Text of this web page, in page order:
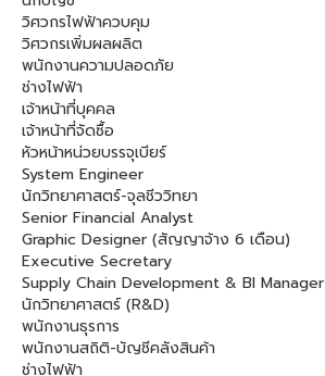
วิศวกรไฟฟ้าควบคุม
วิศวกรเพิ่มผลผลิต
พนักงานความปลอดภัย
ช่างไฟฟ้า
เจ้าหน้าที่บุคคล
เจ้าหน้าที่จัดซื้อ
หัวหน้าหน่วยบรรจุเบียร์
System Engineer
นักวิทยาศาสตร์-จุลชีววิทยา
Senior Financial Analyst
Graphic Designer (สัญญาจ้าง 6 เดือน)
Executive Secretary
Supply Chain Development & BI Manager
นักวิทยาศาสตร์ (R&D)
พนักงานธุรการ
พนักงานสถิติ-บัญชีคลังสินค้า
ช่างไฟฟ้า